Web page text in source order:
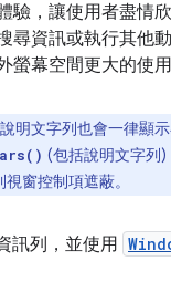
，讓使用者盡情
資訊或執行其他
幕空間更大的使
明文字列也會一律顯
(包括說明文字列)
窗控制項遮蔽。
訊列，並使用